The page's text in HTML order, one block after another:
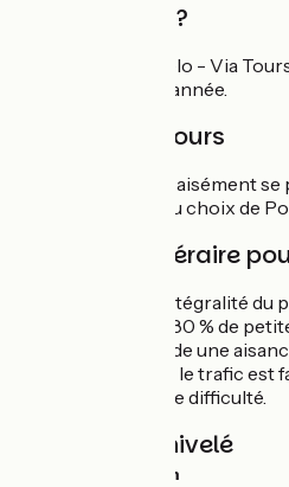
Quand partir ?
Saint-Jacques à vélo - Via
praticable toute l'année.
Sens du parcours
La véloroute peut aisément
sens, en partant au choix de
Est-ce un itinéraire
Nous classons l'intégralité du
". Avec 80 % de
l'itinéraire demande une
partagée, même si le trafic est
ne présente pas de difficulté.
Pentes et dénivelé
1657m